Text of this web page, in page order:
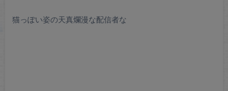
猫っぽい姿の天真爛漫な配信者な